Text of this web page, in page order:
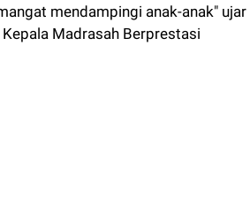
mendampingi anak-anak" ujar
Madrasah Berprestasi